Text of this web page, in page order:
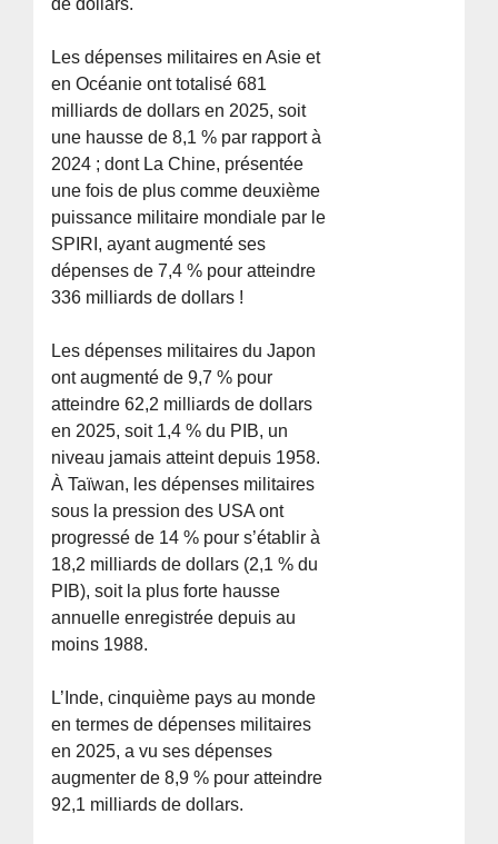
Les dépenses militaires en Asie et
en Océanie ont totalisé 681
milliards de dollars en 2025, soit
une hausse de 8,1 % par rapport à
2024 ; dont La Chine, présentée
une fois de plus comme deuxième
puissance militaire mondiale par le
SPIRI, ayant augmenté ses
dépenses de 7,4 % pour atteindre
336 milliards de dollars !
Les dépenses militaires du Japon
ont augmenté de 9,7 % pour
atteindre 62,2 milliards de dollars
en 2025, soit 1,4 % du PIB, un
niveau jamais atteint depuis 1958.
À Taïwan, les dépenses militaires
sous la pression des USA ont
progressé de 14 % pour s’établir à
18,2 milliards de dollars (2,1 % du
PIB), soit la plus forte hausse
annuelle enregistrée depuis au
moins 1988.
L’Inde, cinquième pays au monde
en termes de dépenses militaires
en 2025, a vu ses dépenses
augmenter de 8,9 % pour atteindre
92,1 milliards de dollars.